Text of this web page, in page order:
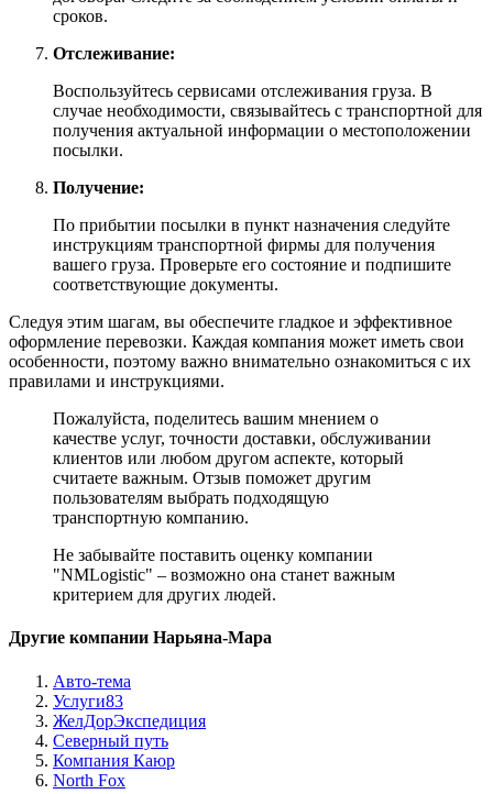
сроков.
Отслеживание:
Воспользуйтесь сервисами отслеживания груза. В
случае необходимости, связывайтесь с транспортной для
получения актуальной информации о местоположении
посылки.
Получение:
По прибытии посылки в пункт назначения следуйте
инструкциям транспортной фирмы для получения
вашего груза. Проверьте его состояние и подпишите
соответствующие документы.
Следуя этим шагам, вы обеспечите гладкое и эффективное
оформление перевозки. Каждая компания может иметь свои
особенности, поэтому важно внимательно ознакомиться с их
правилами и инструкциями.
Пожалуйста, поделитесь вашим мнением о
качестве услуг, точности доставки, обслуживании
клиентов или любом другом аспекте, который
считаете важным. Отзыв поможет другим
пользователям выбрать подходящую
транспортную компанию.
Не забывайте поставить оценку компании
"NMLogistic" – возможно она станет важным
критерием для других людей.
Другие компании Нарьяна-Мара
Авто-тема
Услуги83
ЖелДорЭкспедиция
Северный путь
Компания Каюр
North Fox